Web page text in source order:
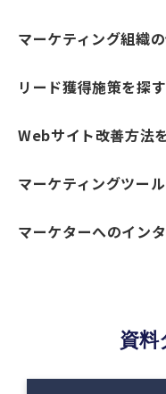
マーケティング組織
リード獲得施策を探す
Webサイト改善方法
マーケティングツー
マーケターへのイン
資料